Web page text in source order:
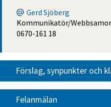
Gerd Sjöberg
Kommunikatör/
0670-161 18
Förslag, synpunkter och
Felanmälan